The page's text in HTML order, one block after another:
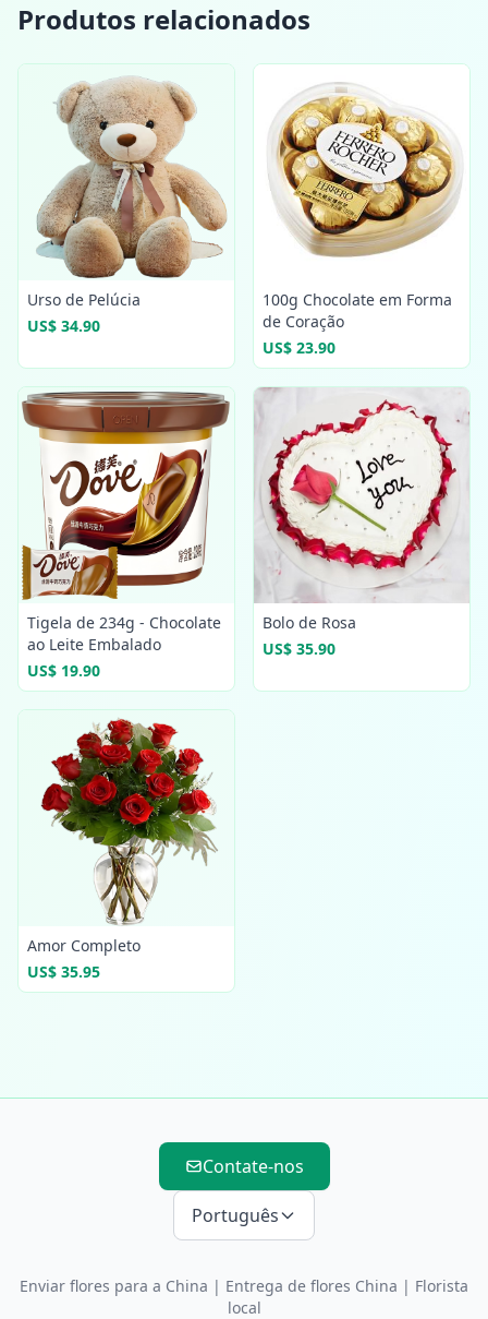
Produtos relacionados
Urso de Pelúcia
US$ 34.90
100g Chocolate em Forma
de Coração
US$ 23.90
Tigela de 234g - Chocolate
ao Leite Embalado
US$ 19.90
Bolo de Rosa
US$ 35.90
Amor Completo
US$ 35.95
Contate-nos
Português
Enviar flores para a China | Entrega de flores China | Florista
local